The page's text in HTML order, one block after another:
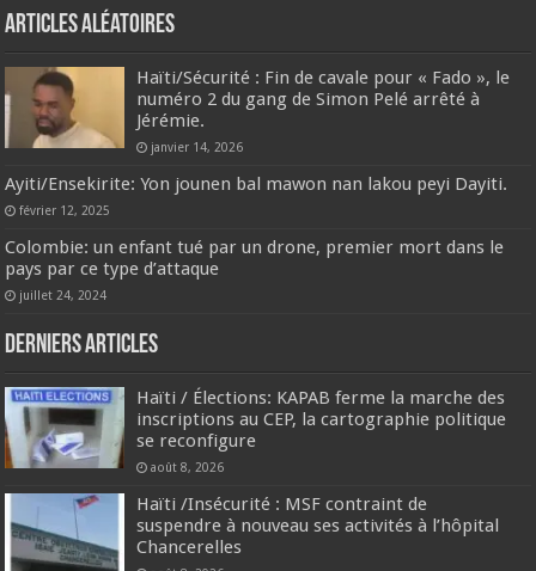
Articles aléatoires
Haïti/​Sécurité : Fin de cavale pour « Fado », le
numéro 2 du gang de Simon Pelé arrêté à
Jérémie.
janvier 14, 2026
Ayiti/Ensekirite: Yon jounen bal mawon nan lakou peyi Dayiti.
février 12, 2025
Colombie: un enfant tué par un drone, premier mort dans le
pays par ce type d’attaque
juillet 24, 2024
Derniers articles
Haïti / Élections: KAPAB ferme la marche des
inscriptions au CEP, la cartographie politique
se reconfigure
août 8, 2026
Haïti /Insécurité : MSF contraint de
suspendre à nouveau ses activités à l’hôpital
Chancerelles